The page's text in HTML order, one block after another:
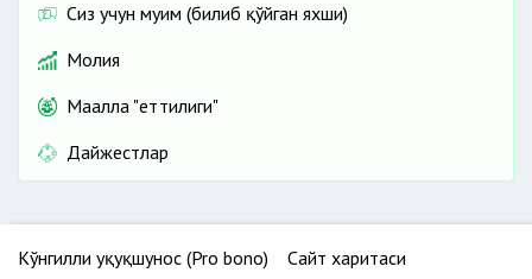
Сиз учун муҳим (билиб қўйган яхши)
Молия
Маҳалла "еттилиги"
Дайжестлар
Кўнгилли ҳуқуқшунос (Pro bono)
Сайт харитаси